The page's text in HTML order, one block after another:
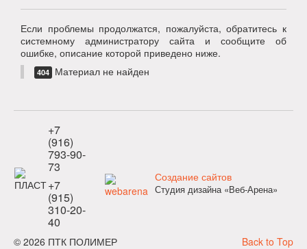
Если проблемы продолжатся, пожалуйста, обратитесь к
системному администратору сайта и сообщите об
ошибке, описание которой приведено ниже.
404 Материал не найден
+7
(916)
793-90-
73
+7
(915)
310-20-
40
Создание сайтов
Студия дизайна «Веб-Арена»
Back to Top
© 2026 ПТК ПОЛИМЕР